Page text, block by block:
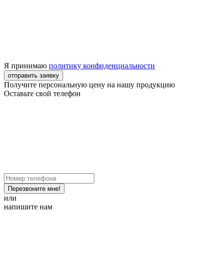
Я принимаю политику конфиденциальности
отправить заявку
Получите персональную цену на нашу продукцию
Оставьте свой телефон
Перезвоните мне!
или
напишите нам